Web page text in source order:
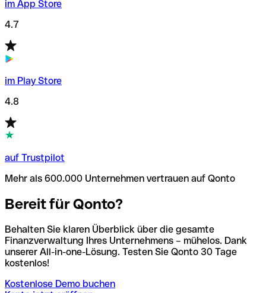
im App Store
4.7
im Play Store
4.8
auf Trustpilot
Mehr als 600.000 Unternehmen vertrauen auf Qonto
Bereit für Qonto?
Behalten Sie klaren Überblick über die gesamte
Finanzverwaltung Ihres Unternehmens – mühelos. Dank
unserer All-in-one-Lösung. Testen Sie Qonto 30 Tage
kostenlos!
Kostenlose Demo buchen